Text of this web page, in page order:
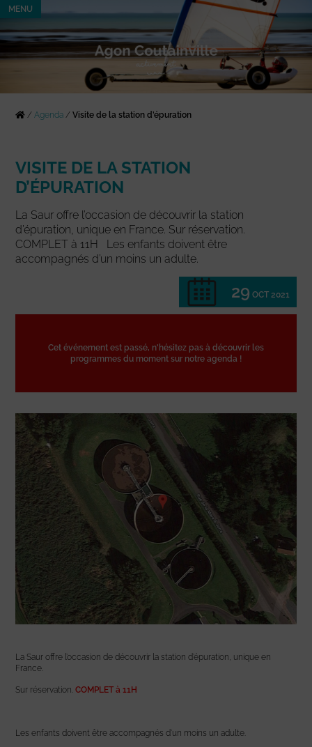
MENU
/Agenda /Visite de la station d’épuration
VISITE DE LA STATION
D’ÉPURATION
La Saur offre l’occasion de découvrir la station
d’épuration, unique en France. Sur réservation.
COMPLET à 11H Les enfants doivent être
accompagnés d’un moins un adulte.
29 OCT 2021
Cet événement est passé, n'hésitez pas à découvrir les
programmes du moment sur notre agenda !
La Saur offre l’occasion de découvrir la station d’épuration, unique en
France.
Sur réservation.COMPLET à 11H
Les enfants doivent être accompagnés d’un moins un adulte.